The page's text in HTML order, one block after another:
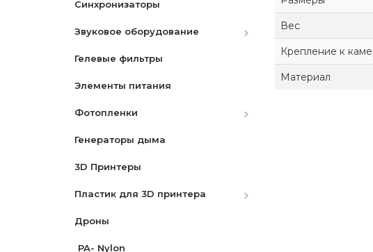
Canon
Nikon
Зарядные устройства
Canon
Nikon
Sony
Ремни
Защитные экраны
Бленды
Разное
Видоискатели
Синхронизаторы
Звуковое оборудование
Микрофоны
Микшеры и адаптеры
Рекордеры
Гелевые фильтры
Элементы питания
Фотопленки
Фотопленки Черно-Белые
Фотопленка цветная
Генераторы дыма
3D Принтеры
Пластик для 3D принтера
PLA
PLA Pro
PA- Nylon
Дроны
Вес
Крепление к
Материал